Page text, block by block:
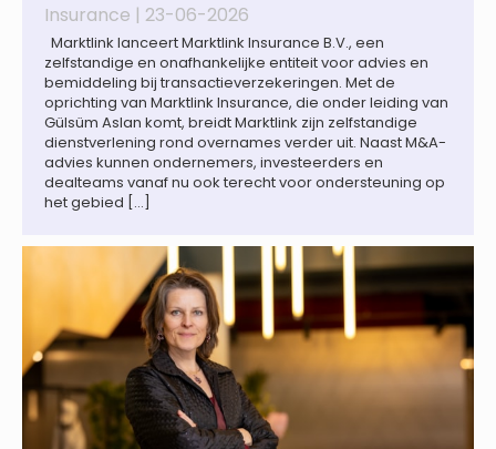
Insurance | 23-06-2026
Marktlink lanceert Marktlink Insurance B.V., een
zelfstandige en onafhankelijke entiteit voor advies en
bemiddeling bij transactieverzekeringen. Met de
oprichting van Marktlink Insurance, die onder leiding van
Gülsüm Aslan komt, breidt Marktlink zijn zelfstandige
dienstverlening rond overnames verder uit. Naast M&A-
advies kunnen ondernemers, investeerders en
dealteams vanaf nu ook terecht voor ondersteuning op
het gebied […]